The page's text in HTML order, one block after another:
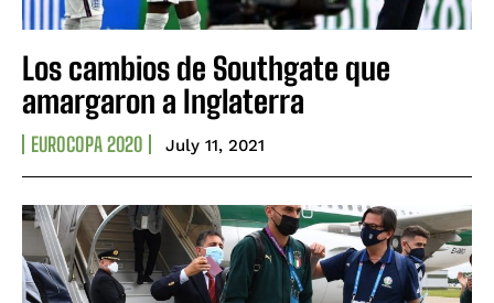
Los cambios de Southgate que
amargaron a Inglaterra
EUROCOPA 2020 July 11, 2021